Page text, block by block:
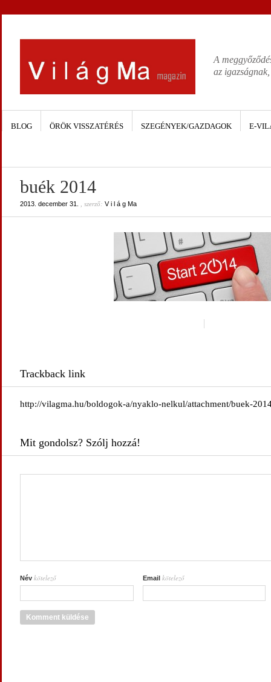
A
az
BLOG ÖRÖK VISSZATÉRÉS SZEGÉNYEK/GAZDAGOK E-
buék 2014
2013. december 31. , szerző: V i l á g Ma
Trackback link
http://vilagma.hu/boldogok-a/nyaklo-nelkul/attachment/buek-
Mit gondolsz? Szólj hozzá!
Név kötelező Email kötelező